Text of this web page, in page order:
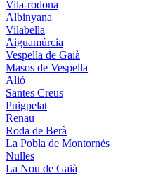
Vila-rodona
Albinyana
Vilabella
Aiguamúrcia
Vespella de Gaià
Masos de Vespella
Alió
Santes Creus
Puigpelat
Renau
Roda de Berà
La Pobla de Montornès
Nulles
La Nou de Gaià